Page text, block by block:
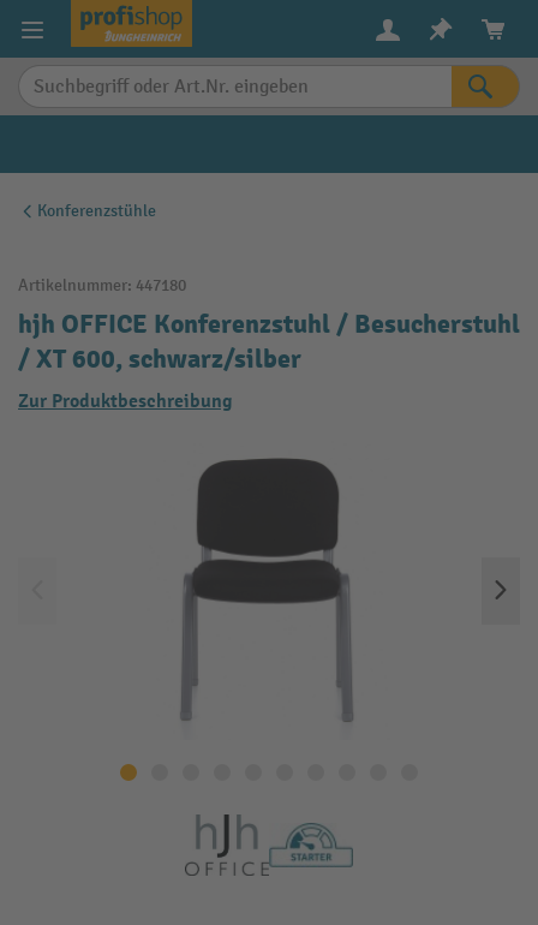
springen
Konferenzstühle
Artikelnummer: 447180
hjh OFFICE Konferenzstuhl / Besucherstuhl
/ XT 600, schwarz/silber
Zur Produktbeschreibung